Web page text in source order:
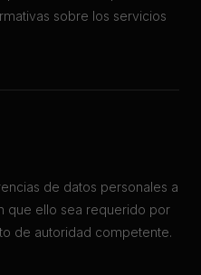
sobre los servicios
de datos personales a
que ello sea requerido por
de autoridad competente.